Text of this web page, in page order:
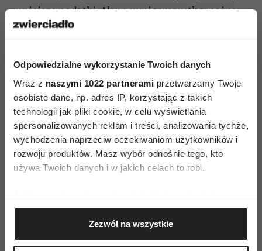
Odpowiedzialne wykorzystanie Twoich danych
Wraz z naszymi 1022 partnerami przetwarzamy Twoje
osobiste dane, np. adres IP, korzystając z takich
technologii jak pliki cookie, w celu wyświetlania
spersonalizowanych reklam i treści, analizowania tychże,
wychodzenia naprzeciw oczekiwaniom użytkowników i
rozwoju produktów. Masz wybór odnośnie tego, kto
używa Twoich danych i w jakich celach to robi.
Jeśli wyrazisz na to zgodę, chcielibyśmy również:
Gromadzić dane dotyczące Twojej lokalizacji
geograficznej z dokładnością nawet do kilku metrów
Identyfikować Twoje urządzenie, aktywnie
Zezwól na wszystkie
mniejsze podatki. Ale w sumie wszystko można
uregulować. Po chwili dodaje z uśmiechem: –
Agata: – Jak załatwisz wszystkie formalności, to
nie ma sprawy, bo ja nie mam zamiaru użerać się
z urzędnikami. Ale ten fakt na pewno niczego
między nami nie zmieni. Na pewno nie na lepsze,
a boję się, że może na gorsze. Więc po co to robić?
Czytaj także